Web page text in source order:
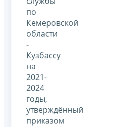
по
Кемеровской
области
-
Кузбассу
на
2021-
2024
годы,
утверждённый
приказом